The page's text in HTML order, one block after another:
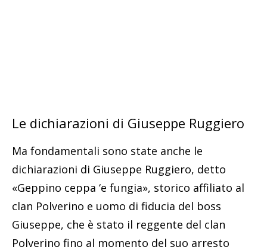
Le dichiarazioni di Giuseppe Ruggiero
Ma fondamentali sono state anche le
dichiarazioni di Giuseppe Ruggiero, detto
«Geppino ceppa ‘e fungia», storico affiliato al
clan Polverino e uomo di fiducia del boss
Giuseppe, che è stato il reggente del clan
Polverino fino al momento del suo arresto